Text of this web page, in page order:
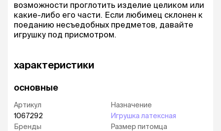
возможности проглотить изделие целиком или
какие-либо его части. Если любимец склонен к
поеданию несъедобных предметов, давайте
игрушку под присмотром.
характеристики
основные
Артикул
1067292
Бренды
Назначение
Игрушка латексная
Размер питомца